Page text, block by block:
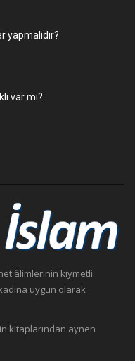
yapmalıdır?
var mı?
âlimlerinin kıymetli
uygun olarak
kitaplarından aynen